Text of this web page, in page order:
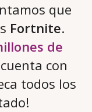
que
Fortnite.
de
con
todos los